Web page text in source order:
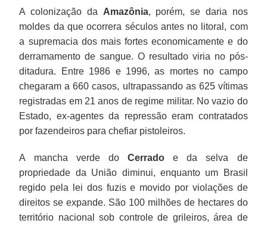
A colonização da Amazônia, porém, se daria nos
moldes da que ocorrera séculos antes no litoral, com
a supremacia dos mais fortes economicamente e do
derramamento de sangue. O resultado viria no pós-
ditadura. Entre 1986 e 1996, as mortes no campo
chegaram a 660 casos, ultrapassando as 625 vítimas
registradas em 21 anos de regime militar. No vazio do
Estado, ex-agentes da repressão eram contratados
por fazendeiros para chefiar pistoleiros.
A mancha verde do Cerrado e da selva de
propriedade da União diminui, enquanto um Brasil
regido pela lei dos fuzis e movido por violações de
direitos se expande. São 100 milhões de hectares do
território nacional sob controle de grileiros, área de